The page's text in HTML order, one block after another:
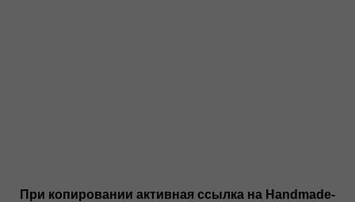
При копировании активная ссылка на Handmade-